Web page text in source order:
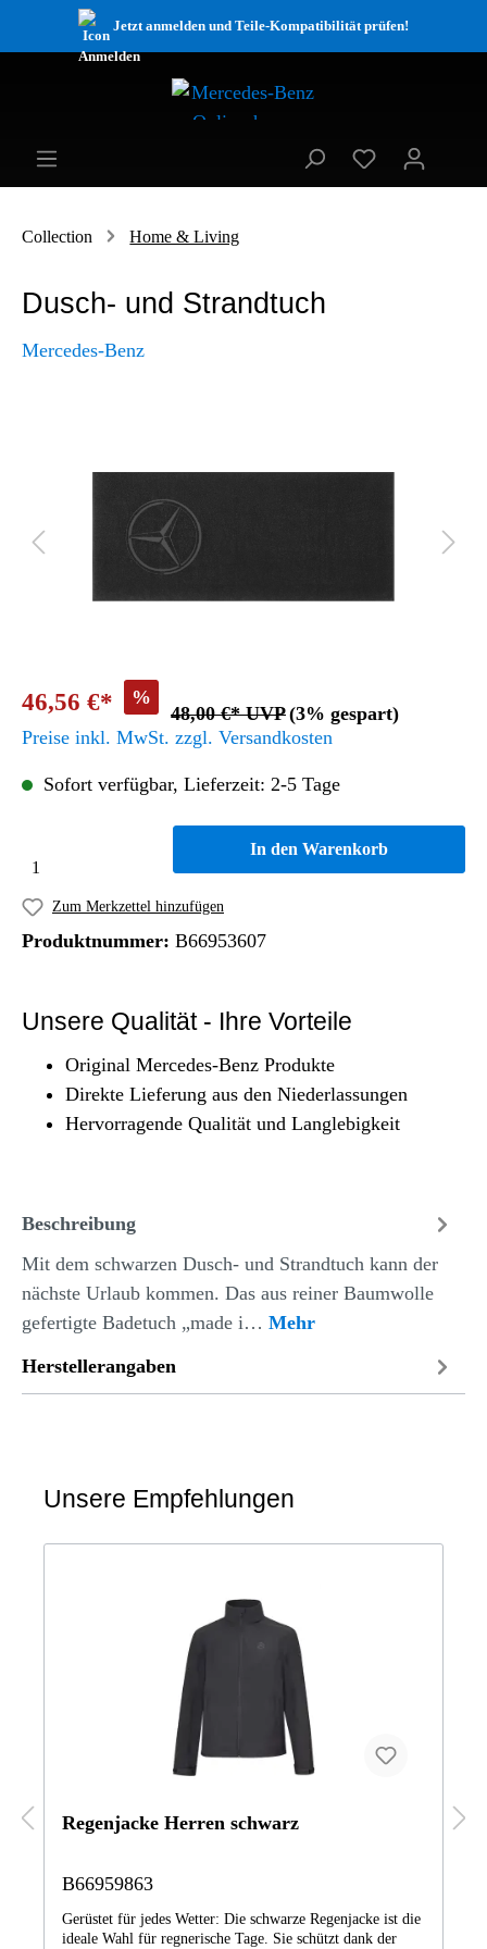
Jetzt anmelden und Teile-Kompatibilität prüfen!
Collection Home & Living
Dusch- und Strandtuch
Mercedes-Benz
46,56 €* %
48,00 €* UVP(3% gespart)
Preise inkl. MwSt. zzgl. Versandkosten
Sofort verfügbar, Lieferzeit: 2-5 Tage
In den Warenkorb
Zum Merkzettel hinzufügen
Produktnummer: B66953607
Unsere Qualität - Ihre Vorteile
Original Mercedes-Benz Produkte
Direkte Lieferung aus den Niederlassungen
Hervorragende Qualität und Langlebigkeit
Beschreibung
Mit dem schwarzen Dusch- und Strandtuch kann der
nächste Urlaub kommen. Das aus reiner Baumwolle
gefertigte Badetuch „made i… Mehr
Herstellerangaben
Unsere Empfehlungen
Regenjacke Herren schwarz
B66959863
Gerüstet für jedes Wetter: Die schwarze Regenjacke ist die
ideale Wahl für regnerische Tage. Sie schützt dank der